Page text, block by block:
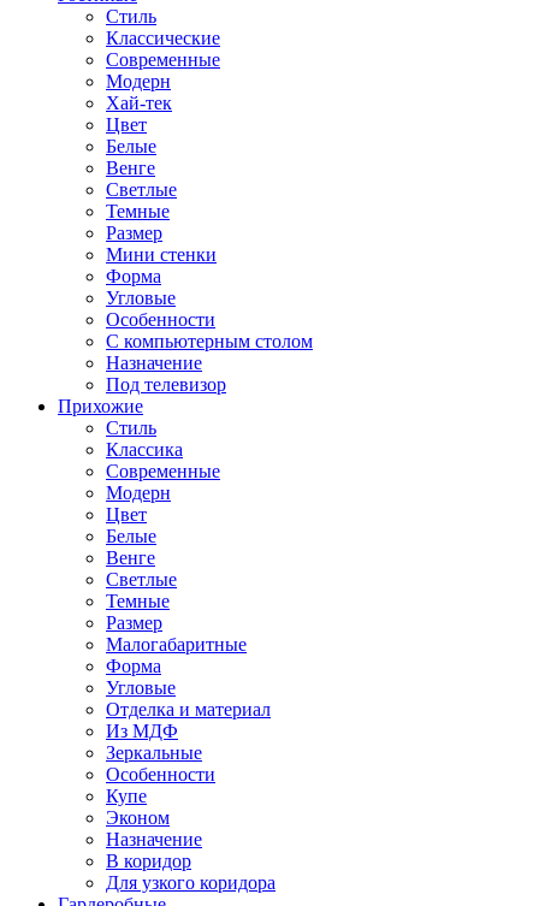
Стиль
Классические
Современные
Модерн
Хай-тек
Цвет
Белые
Венге
Светлые
Темные
Размер
Мини стенки
Форма
Угловые
Особенности
С компьютерным столом
Назначение
Под телевизор
Прихожие
Стиль
Классика
Современные
Модерн
Цвет
Белые
Венге
Светлые
Темные
Размер
Малогабаритные
Форма
Угловые
Отделка и материал
Из МДФ
Зеркальные
Особенности
Купе
Эконом
Назначение
В коридор
Для узкого коридора